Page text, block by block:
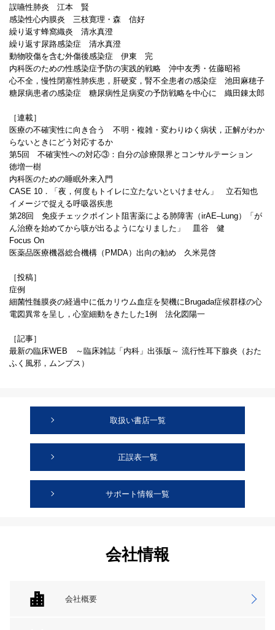
誤嚥性肺炎 江本 賢
感染性心内膜炎 三枝寛理・森 信好
繰り返す蜂窩織炎 清水真澄
繰り返す尿路感染症 清水真澄
動物咬傷を含む外傷後感染症 伊東 完
内科医のための性感染症予防の実践的戦略 沖中友秀・佐藤昭裕
心不全，慢性閉塞性肺疾患，肝硬変，腎不全患者の感染症 池田麻穂子
糖尿病患者の感染症 糖尿病性足病変の予防戦略を中心に 織田錬太郎
［連載］
医療の不確実性に向き合う 不明・複雑・変わりゆく病状，正解がわか
らないときにどう対応するか
第5回 不確実性への対応③：自分の診療限界とコンサルテーション
徳増一樹
内科医のための睡眠外来入門
CASE 10．「夜，何度もトイレに立たないといけません」 立石知也
イメージで捉える呼吸器疾患
第28回 免疫チェックポイント阻害薬による肺障害（irAE‒Lung）「が
ん治療を始めてから咳が出るようになりました」 皿谷 健
Focus On
医薬品医療機器総合機構（PMDA）出向の勧め 久米晃啓
［投稿］
症例
細菌性髄膜炎の経過中に低カリウム血症を契機にBrugada症候群様の心
電図異常を呈し，心室細動をきたした1例 法化図陽一
［記事］
最新の臨床WEB ～臨床雑誌「内科」出張版～ 流行性耳下腺炎（おた
ふく風邪，ムンプス）
取扱い書店一覧
正誤表一覧
サポート情報一覧
会社情報
会社概要